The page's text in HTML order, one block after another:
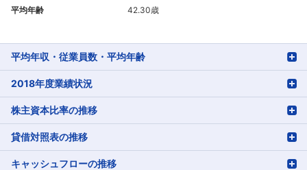
平均年齢 42.30歳
平均年収・従業員数・平均年齢
2018年度業績状況
株主資本比率の推移
貸借対照表の推移
キャッシュフローの推移